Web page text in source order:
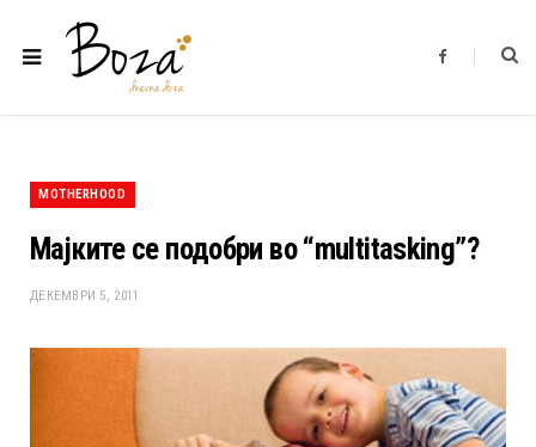
F
b
MOTHERHOOD
Мајките се подобри во “multitasking”?
ДЕКЕМВРИ 5, 2011